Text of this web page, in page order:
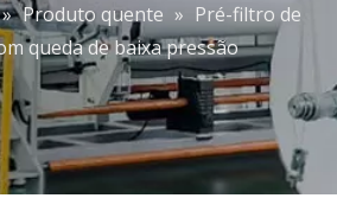
» Produto quente » Pré-filtro de
queda de baixa pressão